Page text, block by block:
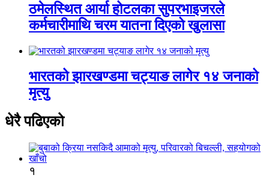
ठमेलस्थित आर्या होटलका सुपरभाइजरले
कर्मचारीमाथि चरम यातना दिएको खुलासा
भारतको झारखण्डमा चट्याङ लागेर १४ जनाको
मृत्यु
धेरै पढिएको
१